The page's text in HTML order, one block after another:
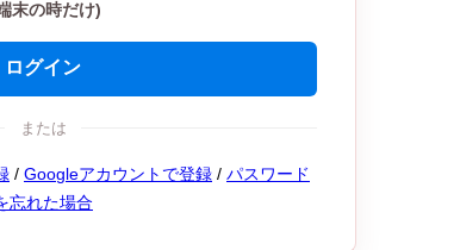
末の時だけ)
ログイン
または
/ Googleアカウントで登録 / パスワード
忘れた場合